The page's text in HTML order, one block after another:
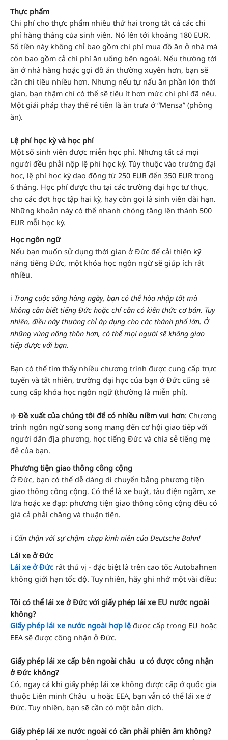
Thực phẩm
Chi phí cho thực phẩm nhiều thứ hai trong tất cả các chi
phí hàng tháng của sinh viên. Nó lên tới khoảng 180 EUR.
Số tiền này không chỉ bao gồm chi phí mua đồ ăn ở nhà mà
còn bao gồm cả chi phí ăn uống bên ngoài. Nếu thường tới
ăn ở nhà hàng hoặc gọi đồ ăn thường xuyên hơn, bạn sẽ
cần chi tiêu nhiều hơn. Nhưng nếu tự nấu ăn phần lớn thời
gian, bạn thậm chí có thể sẽ tiêu ít hơn mức chi phí đã nêu.
Một giải pháp thay thế rẻ tiền là ăn trưa ở “Mensa” (phòng
ăn).
Lệ phí học kỳ và học phí
Một số sinh viên được miễn học phí. Nhưng tất cả mọi
người đều phải nộp lệ phí học kỳ. Tùy thuộc vào trường đại
học, lệ phí học kỳ dao động từ 250 EUR đến 350 EUR trong
6 tháng. Học phí được thu tại các trường đại học tư thục,
cho các đợt học tập hai kỳ, hay còn gọi là sinh viên dài hạn.
Những khoản này có thể nhanh chóng tăng lên thành 500
EUR mỗi học kỳ.
Học ngôn ngữ
Nếu bạn muốn sử dụng thời gian ở Đức để cải thiện kỹ
năng tiếng Đức, một khóa học ngôn ngữ sẽ giúp ích rất
nhiều.
ℹ️ Trong cuộc sống hàng ngày, bạn có thể hòa nhập tốt mà
không cần biết tiếng Đức hoặc chỉ cần có kiến thức cơ bản. Tuy
nhiên, điều này thường chỉ áp dụng cho các thành phố lớn. Ở
những vùng nông thôn hơn, có thể mọi người sẽ không giao
tiếp được với bạn.
Bạn có thể tìm thấy nhiều chương trình được cung cấp trực
tuyến và tất nhiên, trường đại học của bạn ở Đức cũng sẽ
cung cấp khóa học ngôn ngữ (thường là miễn phí).
❇️ Đề xuất của chúng tôi để có nhiều niềm vui hơn: Chương
trình ngôn ngữ song song mang đến cơ hội giao tiếp với
người dân địa phương, học tiếng Đức và chia sẻ tiếng mẹ
đẻ của bạn.
Phương tiện giao thông công cộng
Ở Đức, bạn có thể dễ dàng di chuyển bằng phương tiện
giao thông công cộng. Có thể là xe buýt, tàu điện ngầm, xe
lửa hoặc xe đạp: phương tiện giao thông công cộng đều có
giá cả phải chăng và thuận tiện.
ℹ️ Cẩn thận với sự chậm chạp kinh niên của Deutsche Bahn!
Lái xe ở Đức
Lái xe ở Đức rất thú vị - đặc biệt là trên cao tốc Autobahnen
không giới hạn tốc độ. Tuy nhiên, hãy ghi nhớ một vài điều:
Tôi có thể lái xe ở Đức với giấy phép lái xe EU nước ngoài
không?
Giấy phép lái xe nước ngoài hợp lệ được cấp trong EU hoặc
EEA sẽ được công nhận ở Đức.
Giấy phép lái xe cấp bên ngoài châu u có được công nhận
ở Đức không?
Có, ngay cả khi giấy phép lái xe không được cấp ở quốc gia
thuộc Liên minh Châu u hoặc EEA, bạn vẫn có thể lái xe ở
Đức. Tuy nhiên, bạn sẽ cần có một bản dịch.
Giấy phép lái xe nước ngoài có cần phải phiên âm không?